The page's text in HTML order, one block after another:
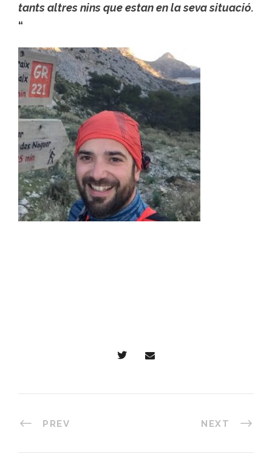
tants altres nins que estan en la seva situació.
“
PREV NEXT